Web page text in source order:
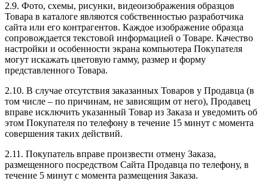
2.9. Фото, схемы, рисунки, видеоизображения образцов
Товара в каталоге являются собственностью разработчика
сайта или его контрагентов. Каждое изображение образца
сопровождается текстовой информацией о Товаре. Качество
настройки и особенности экрана компьютера Покупателя
могут искажать цветовую гамму, размер и форму
представленного Товара.
2.10. В случае отсутствия заказанных Товаров у Продавца (в
том числе – по причинам, не зависящим от него), Продавец
вправе исключить указанный Товар из Заказа и уведомить об
этом Покупателя по телефону в течение 15 минут с момента
совершения таких действий.
2.11. Покупатель вправе произвести отмену Заказа,
размещенного посредством Сайта Продавца по телефону, в
течение 5 минут с момента размещения Заказа.